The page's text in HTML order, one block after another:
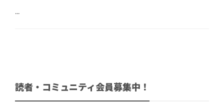
...
読者・コミュニティ会員募集中！